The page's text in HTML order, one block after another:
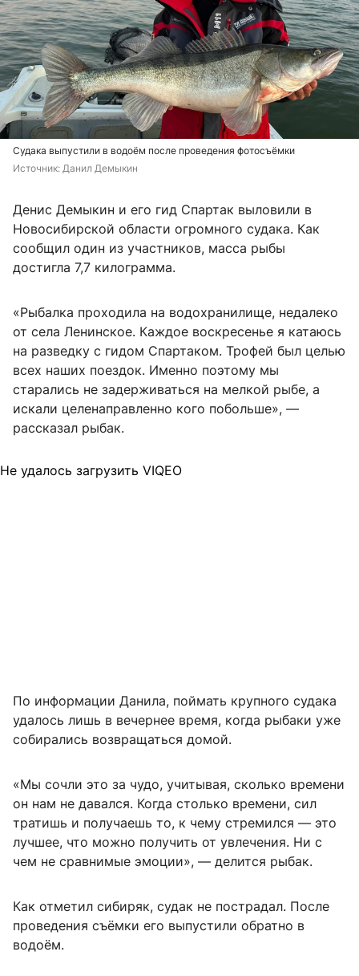
Судака выпустили в водоём после проведения фотосъёмки
Источник: Данил Демыкин
Денис Демыкин и его гид Спартак выловили в
Новосибирской области огромного судака. Как
сообщил один из участников, масса рыбы
достигла 7,7 килограмма.
«Рыбалка проходила на водохранилище, недалеко
от села Ленинское. Каждое воскресенье я катаюсь
на разведку с гидом Спартаком. Трофей был целью
всех наших поездок. Именно поэтому мы
старались не задерживаться на мелкой рыбе, а
искали целенаправленно кого побольше», —
рассказал рыбак.
Не удалось загрузить VIQEO
По информации Данила, поймать крупного судака
удалось лишь в вечернее время, когда рыбаки уже
собирались возвращаться домой.
«Мы сочли это за чудо, учитывая, сколько времени
он нам не давался. Когда столько времени, сил
тратишь и получаешь то, к чему стремился — это
лучшее, что можно получить от увлечения. Ни с
чем не сравнимые эмоции», — делится рыбак.
Как отметил сибиряк, судак не пострадал. После
проведения съёмки его выпустили обратно в
водоём.